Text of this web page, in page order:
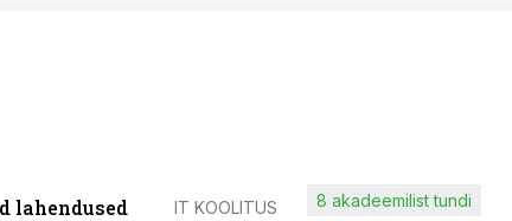
lahendused
IT KOOLITUS 8 akadeemilist tundi